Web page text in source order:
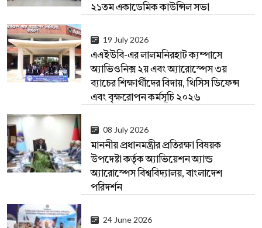
২১তম একাডেমিক কাউন্সিল সভা
19 July 2026
এএইউবি-এর লালমনিরহাট ক্যম্পাসে
অ্যাভিওনিক্স ২য় এবং অ্যারোস্পেস ৩য়
ব্যাচের শিক্ষার্থীদের বিদায়, থিসিস ডিফেন্স
এবং বৃক্ষরোপন কর্মসূচি ২০২৬
08 July 2026
মাননীয় প্রধানমন্ত্রীর প্রতিরক্ষা বিষয়ক
উপদেষ্টা কর্তৃক অ্যাভিয়েশন অ্যান্ড
অ্যারোস্পেস বিশ্ববিদ্যালয়, বাংলাদেশ
পরিদর্শন
24 June 2026